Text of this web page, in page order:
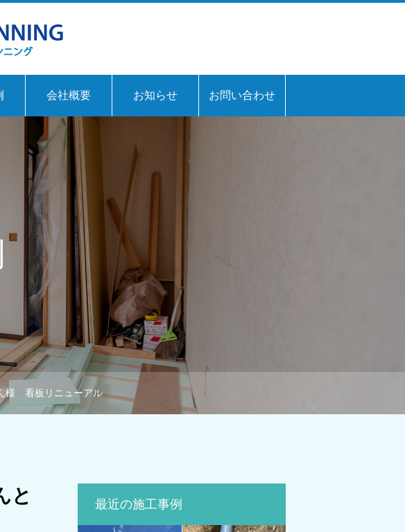
会社概要 お知らせ お問い合わせ
様 看板リニューアル
と
最近の施工事例